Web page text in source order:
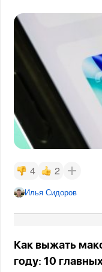
4 2
Илья Сидоров
Как выжать
году: 10